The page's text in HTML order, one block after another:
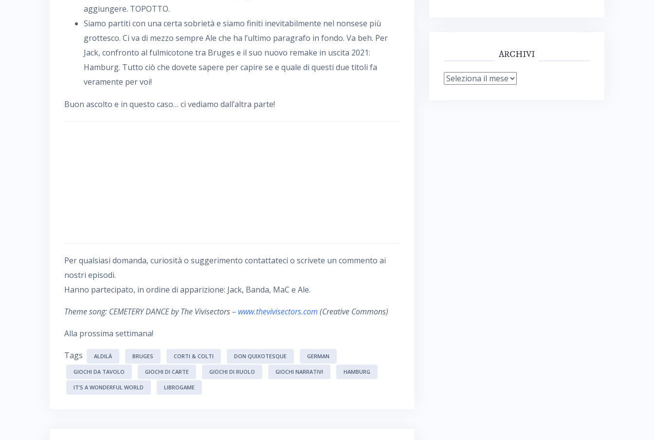
aggiungere. TOPOTTO.
Siamo partiti con una certa sobrietà e siamo finiti inevitabilmente nel nonsese più
grottesco. Ci va di mezzo sempre Ale che ha l’ultimo paragrafo in fondo. Va beh. Per
Jack, confronto al fulmicotone tra Bruges e il suo nuovo remake in uscita 2021:
Hamburg. Tutto ciò che dovete sapere per capire se e quale di questi due titoli fa
veramente per voi!
Buon ascolto e in questo caso… ci vediamo dall’altra parte!
Per qualsiasi domanda, curiosità o suggerimento contattateci o scrivete un commento ai
nostri episodi.
Hanno partecipato, in ordine di apparizione: Jack, Banda, MaC e Ale.
Theme song: CEMETERY DANCE by The Vivisectors – www.thevivisectors.com (Creative Commons)
Alla prossima settimana!
Tags ALDILÀ BRUGES CORTI & COLTI DON QUIXOTESQUE GERMAN
GIOCHI DA TAVOLO GIOCHI DI CARTE GIOCHI DI RUOLO GIOCHI NARRATIVI HAMBURG
IT’S A WONDERFUL WORLD LIBROGAME
ARCHIVI
Archivi